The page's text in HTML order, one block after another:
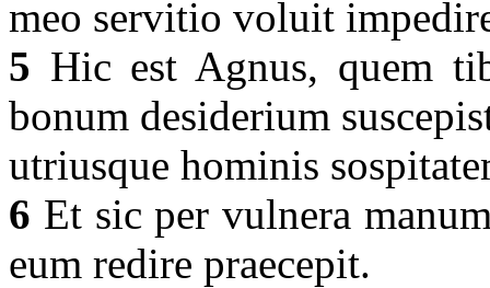
meo servitio voluit
5 Hic est Agnus, quem
bonum desiderium
utriusque hominis
6 Et sic per vulnera
eum redire praecepit.